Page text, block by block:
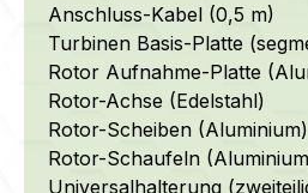
Anschluss-Kabel (0,5 m)
Turbinen Basis-Platte
Rotor Aufnahme-Platte
Rotor-Achse (Edelstahl)
Rotor-Scheiben (Aluminium)
Rotor-Schaufeln
Universalhalterung